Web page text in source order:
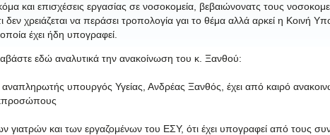
και επισχέσεις εργασίας σε νοσοκομεία, βεβαιώνονατς τους
δεν χρειάζεται να περάσει τροπολογία γαι το θέμα αλλά αρκεί η Κοινή
έχει ήδη υπογραφεί.
εδώ αναλυτικά την ανακοίνωση του κ. Ξανθού:
υπουργός Υγείας, Ανδρέας Ξανθός, έχει από καιρό
γιατρών και των εργαζομένων του ΕΣΥ, ότι έχει υπογραφεί από τους